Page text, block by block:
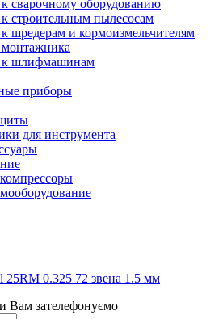
сварочному оборудованию
строительным пылесосам
шредерам и кормоизмельчителям
к шлифмашинам
приборы
для инструмента
25RM 0.325 72 звена 1.5 мм
Вам зателефонуємо